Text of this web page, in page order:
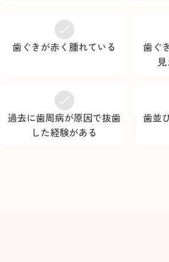
歯ぐきが赤く腫れている
歯ぐ
過去に歯周病が原因で抜歯
した経験がある
歯並